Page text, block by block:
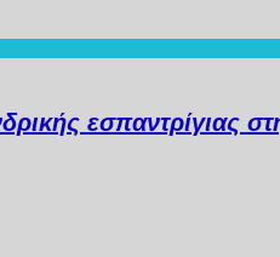
εσπαντρίγιας